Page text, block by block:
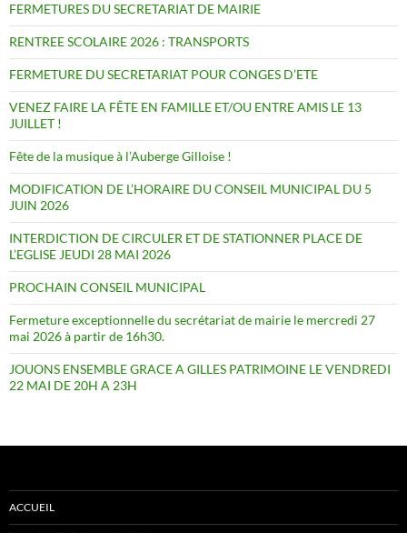
FERMETURES DU SECRETARIAT DE MAIRIE
RENTREE SCOLAIRE 2026 : TRANSPORTS
FERMETURE DU SECRETARIAT POUR CONGES D’ETE
VENEZ FAIRE LA FÊTE EN FAMILLE ET/OU ENTRE AMIS LE 13
JUILLET !
Fête de la musique à l’Auberge Gilloise !
MODIFICATION DE L’HORAIRE DU CONSEIL MUNICIPAL DU 5
JUIN 2026
INTERDICTION DE CIRCULER ET DE STATIONNER PLACE DE
L’EGLISE JEUDI 28 MAI 2026
PROCHAIN CONSEIL MUNICIPAL
Fermeture exceptionnelle du secrétariat de mairie le mercredi 27
mai 2026 à partir de 16h30.
JOUONS ENSEMBLE GRACE A GILLES PATRIMOINE LE VENDREDI
22 MAI DE 20H A 23H
ACCUEIL